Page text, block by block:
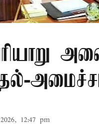
12:47 pm